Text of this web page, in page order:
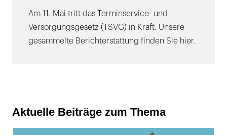
Am 11. Mai tritt das Terminservice- und
Versorgungsgesetz (TSVG) in Kraft. Unsere
gesammelte Berichterstattung finden Sie hier.
Aktuelle Beiträge zum Thema